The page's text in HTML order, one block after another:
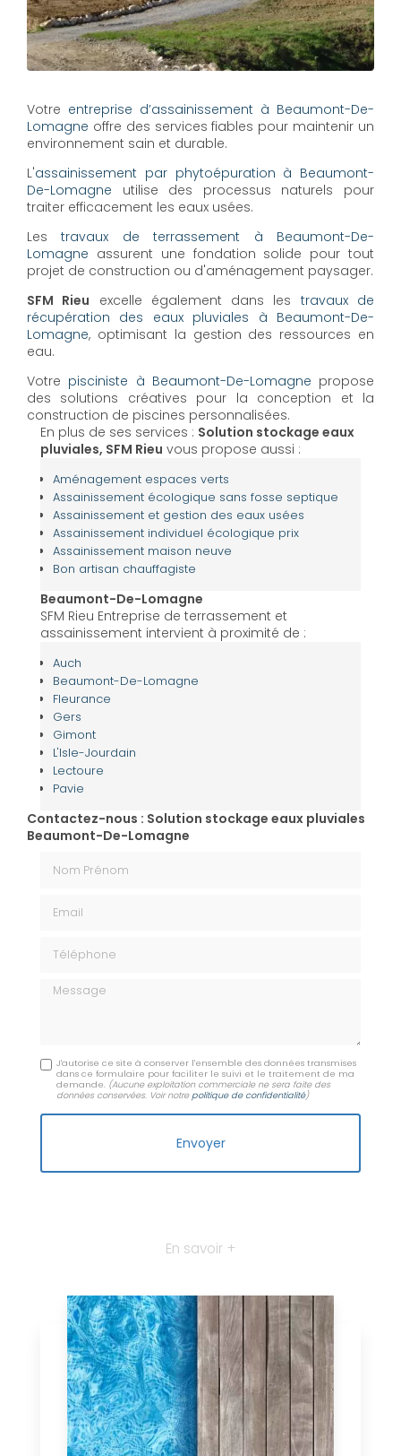
Votre entreprise d’assainissement à Beaumont-De-
Lomagne offre des services fiables pour maintenir un
environnement sain et durable.
L'assainissement par phytoépuration à Beaumont-
De-Lomagne utilise des processus naturels pour
traiter efficacement les eaux usées.
Lestravaux de terrassement à Beaumont-De-
Lomagne assurent une fondation solide pour tout
projet de construction ou d'aménagement paysager.
SFM Rieu excelle également dans les travaux de
récupération des eaux pluviales à Beaumont-De-
Lomagne, optimisant la gestion des ressources en
eau.
Votre pisciniste à Beaumont-De-Lomagne propose
des solutions créatives pour la conception et la
construction de piscines personnalisées.
En plus de ses services : Solution stockage eaux
pluviales, SFM Rieu vous propose aussi :
Aménagement espaces verts
Assainissement écologique sans fosse septique
Assainissement et gestion des eaux usées
Assainissement individuel écologique prix
Assainissement maison neuve
Bon artisan chauffagiste
Beaumont-De-Lomagne
SFM Rieu Entreprise de terrassement et
assainissement intervient à proximité de :
Auch
Beaumont-De-Lomagne
Fleurance
Gers
Gimont
L'Isle-Jourdain
Lectoure
Pavie
Contactez-nous : Solution stockage eaux pluviales
Beaumont-De-Lomagne
Message
J'autorise ce site à conserver l'ensemble des données transmises
dans ce formulaire pour faciliter le suivi et le traitement de ma
demande. (Aucune exploitation commerciale ne sera faite des
données conservées. Voir notrepolitique de confidentialité)
En savoir +